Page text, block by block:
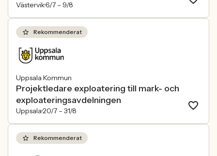
Västervik6/7 – 9/8
Rekommenderat
Uppsala Kommun
Projektledare exploatering till mark- och
exploateringsavdelningen
Uppsala20/7 – 31/8
Rekommenderat